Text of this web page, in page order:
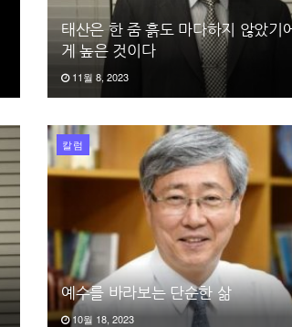
태산은 한 줌 흙도 마다하지 않았기
게 높은 것이다
11월 8, 2023
칼럼
예수를 바라보는 단순한 삶
10월 18, 2023